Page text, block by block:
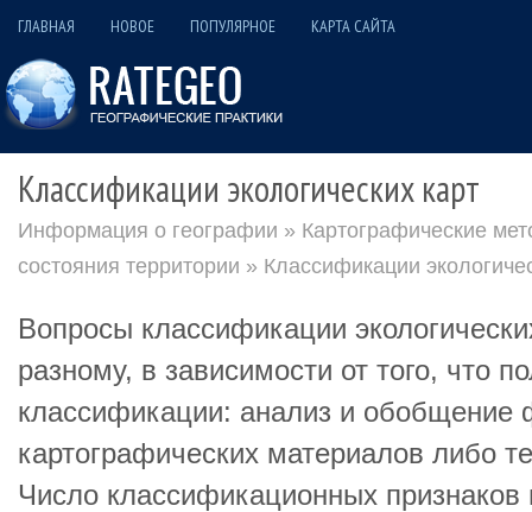
ГЛАВНАЯ НОВОЕ ПОПУЛЯРНОЕ КАРТА САЙТА
Классификации экологических карт
Информация о географии » Картографические
состояния территории » Классификации
Вопросы классификации
разному, в зависимости от того, что
классификации: анализ и обобщение
картографических материалов либо
Число классификационных признаков